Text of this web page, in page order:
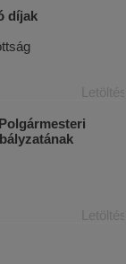
díjak
Letöltés
Letöltés